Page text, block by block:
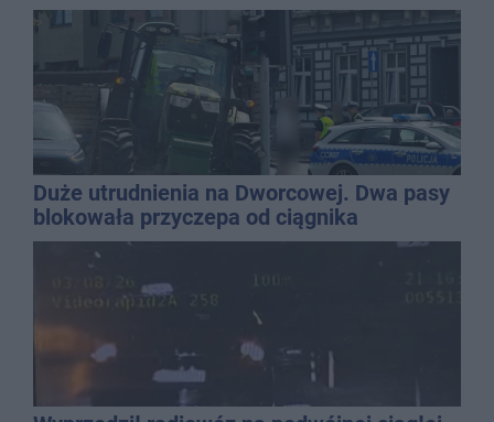
Duże utrudnienia na Dworcowej. Dwa pasy
blokowała przyczepa od ciągnika